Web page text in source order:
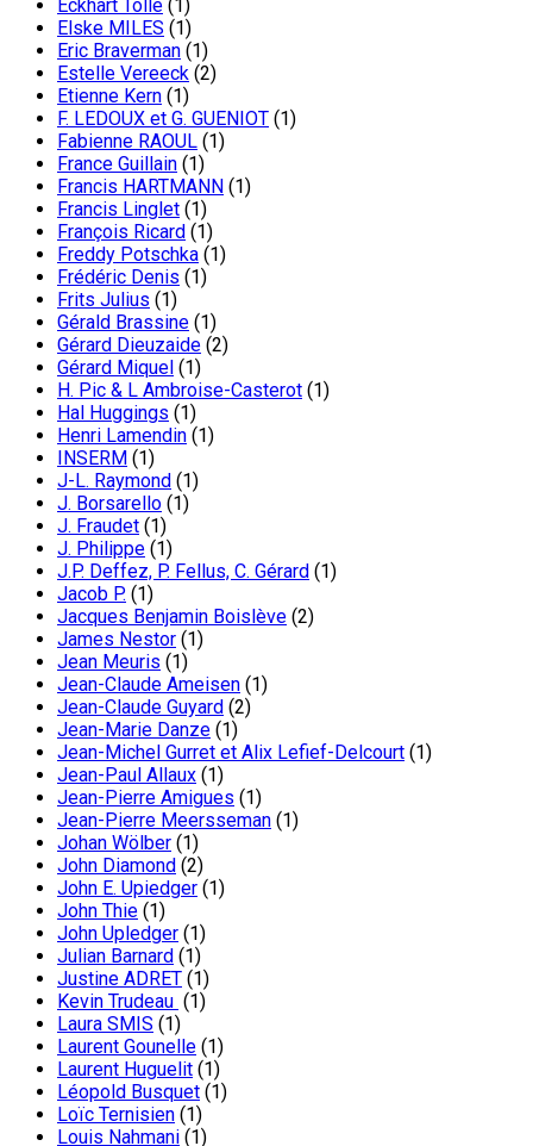
Eckhart Tolle (1)
Elske MILES (1)
Eric Braverman (1)
Estelle Vereeck (2)
Etienne Kern (1)
F. LEDOUX et G. GUENIOT (1)
Fabienne RAOUL (1)
France Guillain (1)
Francis HARTMANN (1)
Francis Linglet (1)
François Ricard (1)
Freddy Potschka (1)
Frédéric Denis (1)
Frits Julius (1)
Gérald Brassine (1)
Gérard Dieuzaide (2)
Gérard Miquel (1)
H. Pic & L Ambroise-Casterot (1)
Hal Huggings (1)
Henri Lamendin (1)
INSERM (1)
J-L. Raymond (1)
J. Borsarello (1)
J. Fraudet (1)
J. Philippe (1)
J.P. Deffez, P. Fellus, C. Gérard (1)
Jacob P. (1)
Jacques Benjamin Boislève (2)
James Nestor (1)
Jean Meuris (1)
Jean-Claude Ameisen (1)
Jean-Claude Guyard (2)
Jean-Marie Danze (1)
Jean-Michel Gurret et Alix Lefief-Delcourt (1)
Jean-Paul Allaux (1)
Jean-Pierre Amigues (1)
Jean-Pierre Meersseman (1)
Johan Wölber (1)
John Diamond (2)
John E. Upiedger (1)
John Thie (1)
John Upledger (1)
Julian Barnard (1)
Justine ADRET (1)
Kevin Trudeau (1)
Laura SMIS (1)
Laurent Gounelle (1)
Laurent Huguelit (1)
Léopold Busquet (1)
Loïc Ternisien (1)
Louis Nahmani (1)